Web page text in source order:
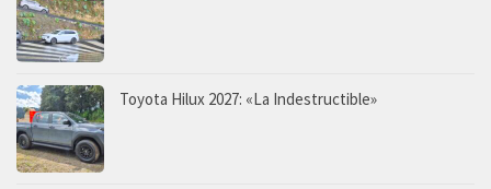
Toyota Hilux 2027: «La Indestructible»